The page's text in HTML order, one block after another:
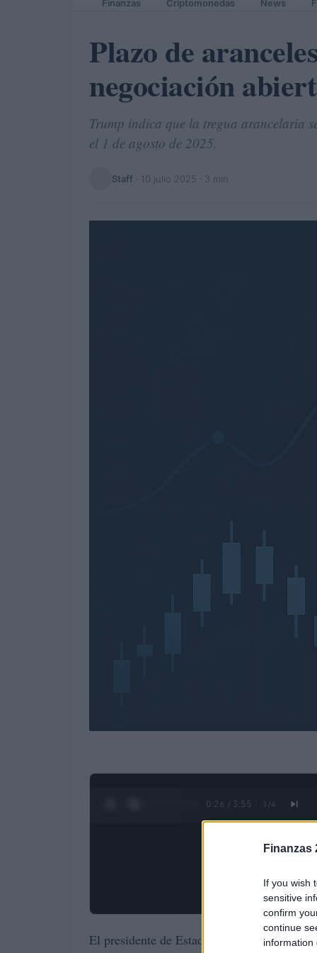
Finanzas
If you wish
sensitive
confirm
continue
information
Finanzas Criptomonedas News
Plazo de
negociación
Trump indica que la tregua arancelaria
el 1 de agosto de 2025.
Staff 10 julio 2025 · 3 min
0:28 / 3:55 1 /4
El presidente de Estados Unidos, Donald